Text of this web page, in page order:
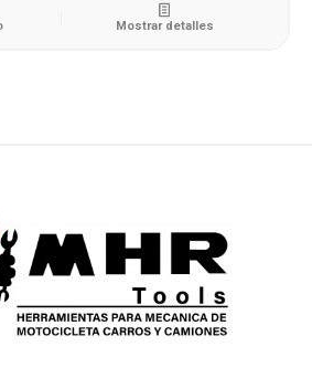
Mostrar detalles